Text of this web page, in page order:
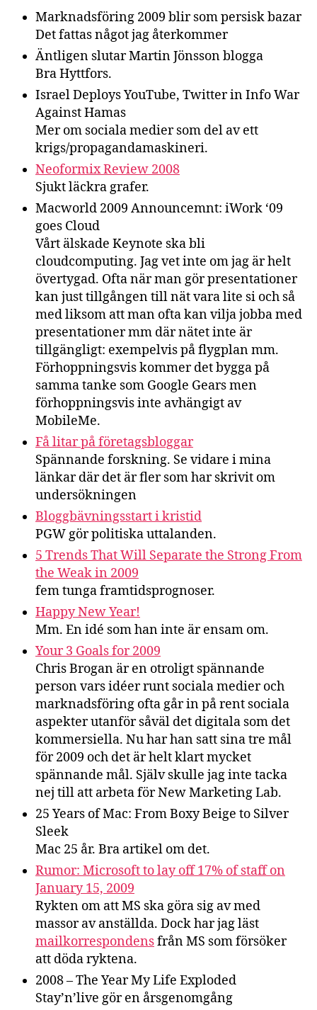
Marknadsföring 2009 blir som persisk bazar
Det fattas något jag återkommer
Äntligen slutar Martin Jönsson blogga
Bra Hyttfors.
Israel Deploys YouTube, Twitter in Info War
Against Hamas
Mer om sociala medier som del av ett
krigs/propagandamaskineri.
Neoformix Review 2008
Sjukt läckra grafer.
Macworld 2009 Announcemnt: iWork ‘09
goes Cloud
Vårt älskade Keynote ska bli
cloudcomputing. Jag vet inte om jag är helt
övertygad. Ofta när man gör presentationer
kan just tillgången till nät vara lite si och så
med liksom att man ofta kan vilja jobba med
presentationer mm där nätet inte är
tillgängligt: exempelvis på flygplan mm.
Förhoppningsvis kommer det bygga på
samma tanke som Google Gears men
förhoppningsvis inte avhängigt av
MobileMe.
Få litar på företagsbloggar
Spännande forskning. Se vidare i mina
länkar där det är fler som har skrivit om
undersökningen
Bloggbävningsstart i kristid
PGW gör politiska uttalanden.
5 Trends That Will Separate the Strong From
the Weak in 2009
fem tunga framtidsprognoser.
Happy New Year!
Mm. En idé som han inte är ensam om.
Your 3 Goals for 2009
Chris Brogan är en otroligt spännande
person vars idéer runt sociala medier och
marknadsföring ofta går in på rent sociala
aspekter utanför såväl det digitala som det
kommersiella. Nu har han satt sina tre mål
för 2009 och det är helt klart mycket
spännande mål. Själv skulle jag inte tacka
nej till att arbeta för New Marketing Lab.
25 Years of Mac: From Boxy Beige to Silver
Sleek
Mac 25 år. Bra artikel om det.
Rumor: Microsoft to lay off 17% of staff on
January 15, 2009
Rykten om att MS ska göra sig av med
massor av anställda. Dock har jag läst
mailkorrespondensfrån MS som försöker
att döda ryktena.
2008 – The Year My Life Exploded
Stay’n’live gör en årsgenomgång